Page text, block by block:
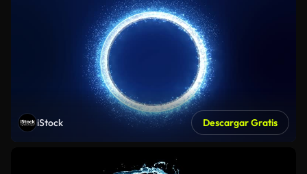
iStock Descargar Gratis